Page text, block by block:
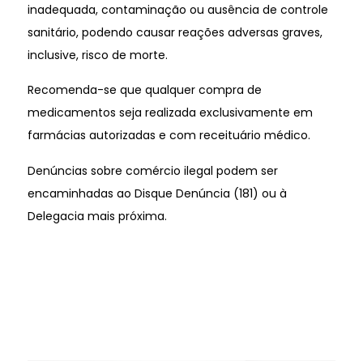
inadequada, contaminação ou ausência de controle
sanitário, podendo causar reações adversas graves,
inclusive, risco de morte.
Recomenda-se que qualquer compra de
medicamentos seja realizada exclusivamente em
farmácias autorizadas e com receituário médico.
Denúncias sobre comércio ilegal podem ser
encaminhadas ao Disque Denúncia (181) ou à
Delegacia mais próxima.